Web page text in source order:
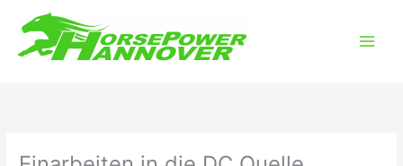
Inhalt
springen